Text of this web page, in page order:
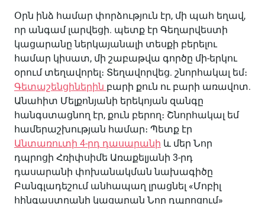
Օրն ինձ համար փորձություն էր, մի պահ եղավ,
որ անգամ լարվեցի. պետք էր Գեղարվեստի
կացարանը ներկայանալի տեսքի բերելու
համար կիսատ, մի շաբաթվա գործը մի-երկու
օրում տեղավորել։ Տեղավորվեց. շնորհակալ եմ։
Գետաշենցիներին բարի քուն ու բարի առավոտ.
Անահիտ Մելքոնյանի երեկոյան զանգը
հանգստացնող էր, քուն բերող։ Շնորհակալ եմ
համերաշխության համար։ Պետք էր
Անտառուտի 4-րդ դասարանի և մեր Նոր
դպրոցի Հռիփսիմե Առաքելյանի 3-րդ
դասարանի փոխանակման նախագիծը
Բանգլադեշում անհապաղ լրացնել «Մոբիլ
հինգաստղանի կացարան Նոր դպրոցում»